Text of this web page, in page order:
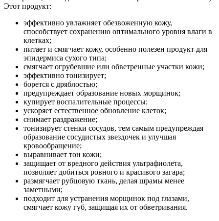
Этот продукт:
эффективно увлажняет обезвоженную кожу,
способствует сохранению оптимального уровня влаги в
клетках;
питает и смягчает кожу, особенно полезен продукт для
эпидермиса сухого типа;
смягчает огрубевшие или обветренные участки кожи;
эффективно тонизирует;
борется с дряблостью;
предупреждает образование новых морщинок;
купирует воспалительные процессы;
ускоряет естественное обновление клеток;
снимает раздражение;
тонизирует стенки сосудов, тем самым предупреждая
образование сосудистых звездочек и улучшая
кровообращение;
выравнивает тон кожи;
защищает от вредного действия ультрафиолета,
позволяет добиться ровного и красивого загара;
размягчает рубцовую ткань, делая шрамы менее
заметными;
подходит для устранения морщинок под глазами,
смягчает кожу губ, защищая их от обветривания.